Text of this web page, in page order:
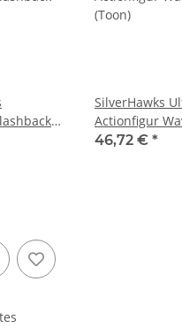
SilverHawks
Actionfigur
(Toon)
46,72 € *